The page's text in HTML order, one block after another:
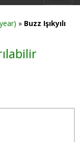
» Buzz Işıkyılı